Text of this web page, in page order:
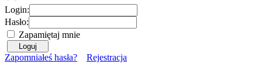
Login:
Hasło:
Zapamiętaj mnie
Zapomniałeś hasła? Rejestracja